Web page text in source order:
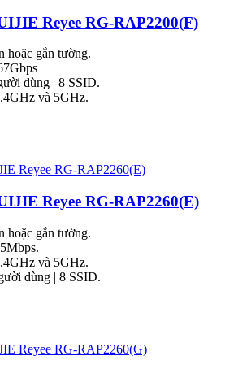
Reyee RG-RAP2200(F)
hoặc gắn tường.
dùng | 8 SSID.
và 5GHz.
Reyee RG-RAP2260(E)
hoặc gắn tường.
và 5GHz.
dùng | 8 SSID.